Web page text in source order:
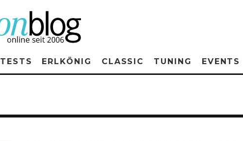
TESTS ERLKÖNIG CLASSIC TUNING EVENTS